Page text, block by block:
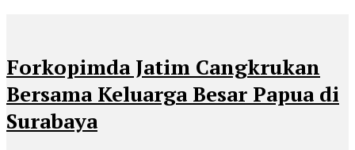
Forkopimda Jatim Cangkrukan
Bersama Keluarga Besar Papua di
Surabaya